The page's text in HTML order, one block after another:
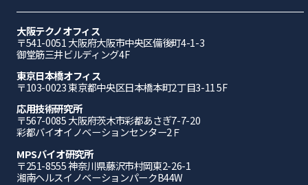
大阪テクノオフィス
〒541-0051 ⼤阪府⼤阪市中央区備後町4-1-3
御堂筋三井ビルディング4F
東京日本橋オフィス
〒103-0023 東京都中央区日本橋本町2丁目3-11 5F
応⽤技術研究所
〒567-0085 ⼤阪府茨⽊市彩都あさぎ7-7-20
彩都バイオイノベーションセンター2Ｆ
MPSバイオ研究所
〒251-8555 神奈川県藤沢市村岡東2-26-1
湘南ヘルスイノベーションパークB44W